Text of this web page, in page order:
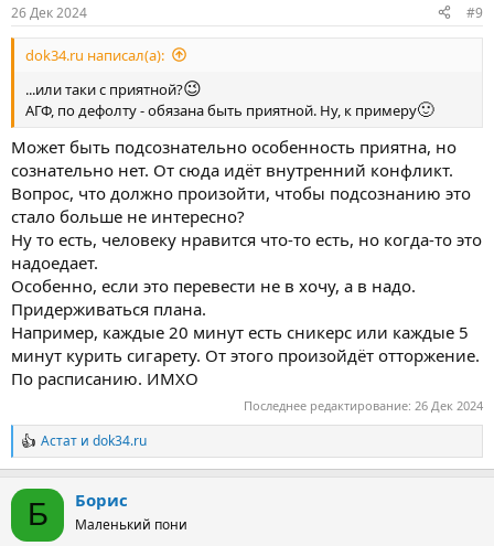
26 Дек 2024 #9
dok34.ru написал(а):
...или таки с приятной?😉
АГФ, по дефолту - обязана быть приятной. Ну, к примеру🙂
Может быть подсознательно особенность приятна, но
сознательно нет. От сюда идёт внутренний конфликт.
Вопрос, что должно произойти, чтобы подсознанию это
стало больше не интересно?
Ну то есть, человеку нравится что-то есть, но когда-то это
надоедает.
Особенно, если это перевести не в хочу, а в надо.
Придерживаться плана.
Например, каждые 20 минут есть сникерс или каждые 5
минут курить сигарету. От этого произойдёт отторжение.
По расписанию. ИМХО
Последнее редактирование: 26 Дек 2024
Р
е
и
Астат и dok34.ru
Б Борис
Маленький пони